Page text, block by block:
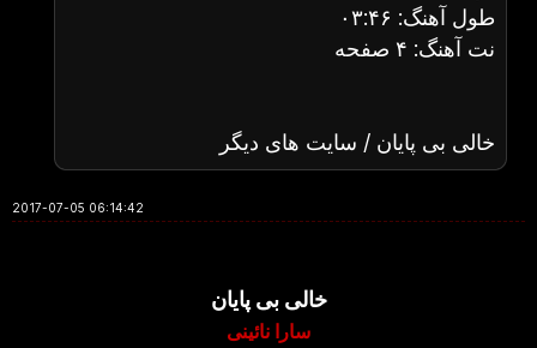
طول آهنگ: ۰۳:۴۶
نت آهنگ: ۴ صفحه
خالی بی پایان / سایت های دیگر
2017-07-05 06:14:42
خالی بی پایان
سارا نائینی